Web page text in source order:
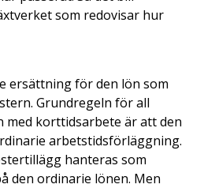
som redovisar hur
ersättning för den lön som
Grundregeln för all
korttidsarbete är att den
arbetstidsförläggning.
hanteras som
den ordinarie lönen. Men